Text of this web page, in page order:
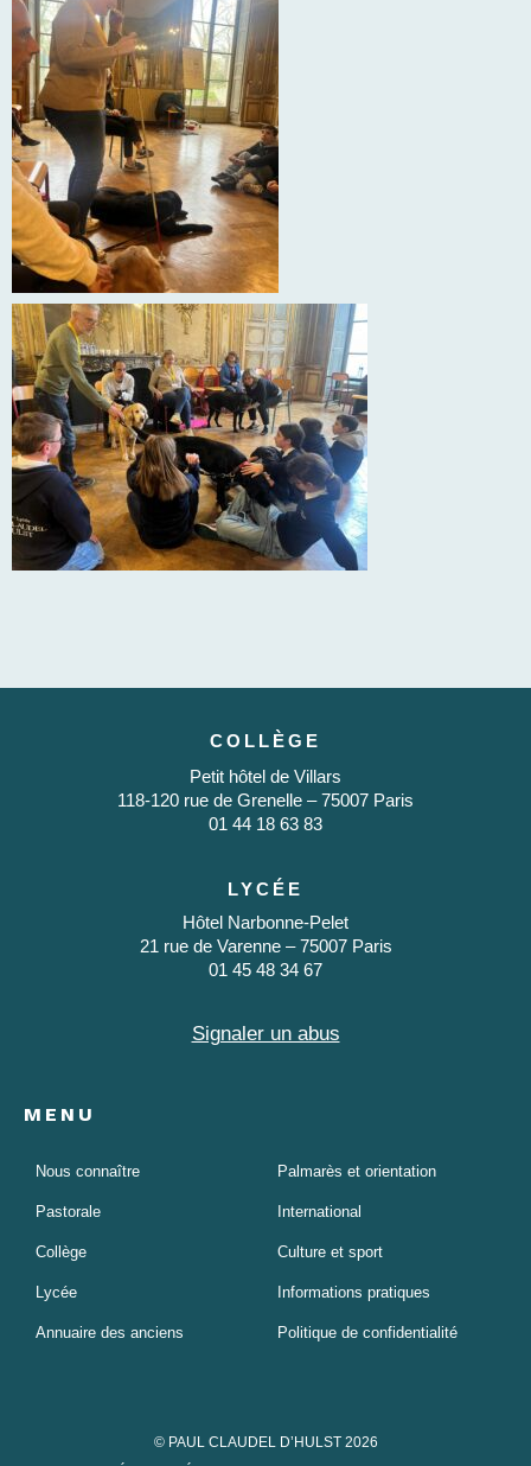
COLLÈGE
Petit hôtel de Villars
118-120 rue de Grenelle – 75007 Paris
01 44 18 63 83
LYCÉE
Hôtel Narbonne-Pelet
21 rue de Varenne – 75007 Paris
01 45 48 34 67
Signaler un abus
MENU
Nous connaître
Pastorale
Collège
Lycée
Annuaire des anciens
Palmarès et orientation
International
Culture et sport
Informations pratiques
Politique de confidentialité
© PAUL CLAUDEL D’HULST 2026